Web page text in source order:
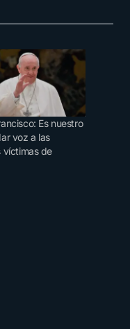
Es nuestro
voz a las
víctimas de